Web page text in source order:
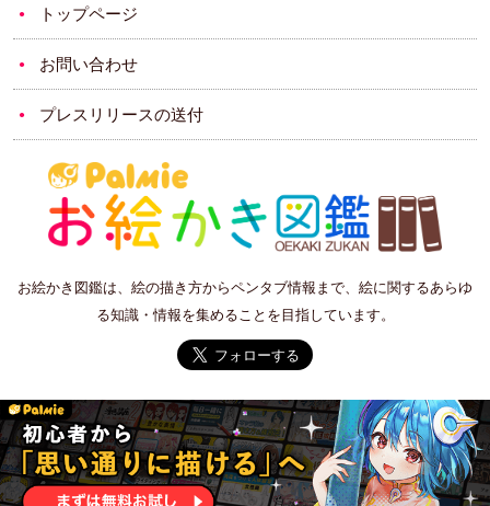
トップページ
お問い合わせ
プレスリリースの送付
お絵かき図鑑は、絵の描き方からペンタブ情報まで、絵に関するあらゆ
る知識・情報を集めることを目指しています。